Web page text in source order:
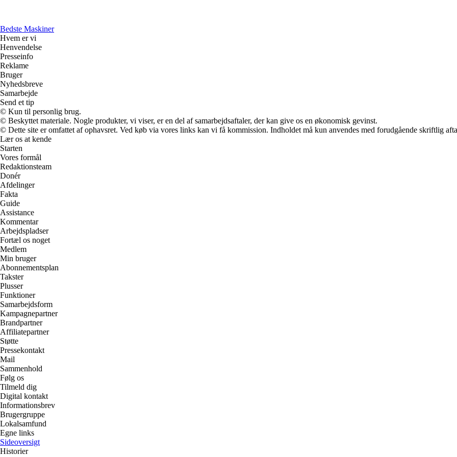
Bedste Maskiner
Hvem er vi
Henvendelse
Presseinfo
Reklame
Bruger
Nyhedsbreve
Samarbejde
Send et tip
© Kun til personlig brug.
© Beskyttet materiale. Nogle produkter, vi viser, er en del af samarbejdsaftaler, der kan give os en økonomisk gevinst.
© Dette site er omfattet af ophavsret. Ved køb via vores links kan vi få kommission. Indholdet må kun anvendes med forudgående skriftlig
Lær os at kende
Starten
Vores formål
Redaktionsteam
Donér
Afdelinger
Fakta
Guide
Assistance
Kommentar
Arbejdspladser
Fortæl os noget
Medlem
Min bruger
Abonnementsplan
Takster
Plusser
Funktioner
Samarbejdsform
Kampagnepartner
Brandpartner
Affiliatepartner
Støtte
Pressekontakt
Mail
Sammenhold
Følg os
Tilmeld dig
Digital kontakt
Informationsbrev
Brugergruppe
Lokalsamfund
Egne links
Sideoversigt
Historier